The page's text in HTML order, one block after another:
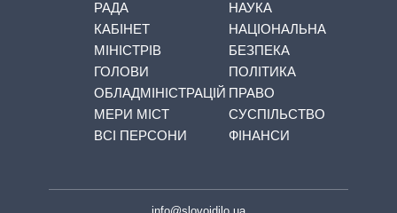
РАДА
КАБІНЕТ
МІНІСТРІВ
ГОЛОВИ
ОБЛАДМІНІСТРАЦІЙ
МЕРИ МІСТ
ВСІ ПЕРСОНИ
НАУКА
НАЦІОНАЛЬНА
БЕЗПЕКА
ПОЛІТИКА
ПРАВО
СУСПІЛЬСТВО
ФІНАНСИ